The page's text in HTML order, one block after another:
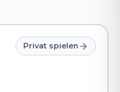
Privat spielen